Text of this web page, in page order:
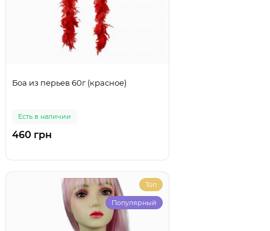
Боа из перьев 60г (красное)
Есть в наличии
460 грн
Топ
Популярный